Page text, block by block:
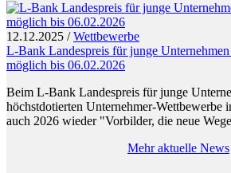
12.12.2025 /Wettbewerbe
L-Bank Landespreis für junge
möglich bis 06.02.2026
Beim L-Bank Landespreis für junge
höchstdotierten Unternehmer-Wettbewerbe
auch 2026 wieder "Vorbilder, die neue
Mehr aktuelle News